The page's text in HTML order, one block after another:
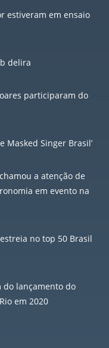
estiveram em ensaio
delira
participaram do
Masked Singer Brasil’
a atenção de
em evento na
no top 50 Brasil
do lançamento do
em 2020